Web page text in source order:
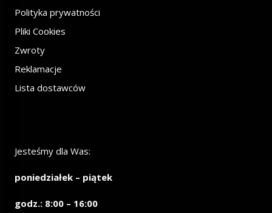
Polityka prywatności
Pliki Cookies
Zwroty
Reklamacje
Lista dostawców
Jesteśmy dla Was:
poniedziałek – piątek
godz.: 8:00 – 16:00